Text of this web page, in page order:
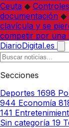
Ceuta ◆
documentación ◆
clavícula y se
competir por una
DiarioDigital.es
Secciones
Deportes 1698
944 Economía
141
Sin categoría 19